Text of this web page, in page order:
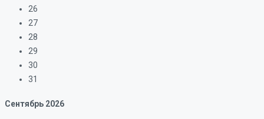
26
27
28
29
30
31
Сентябрь 2026